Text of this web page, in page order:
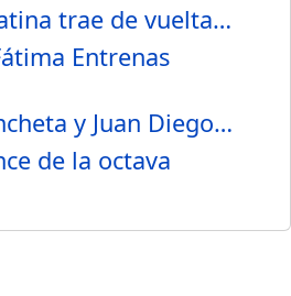
trae de vuelta…
Entrenas
y Juan Diego…
de la octava